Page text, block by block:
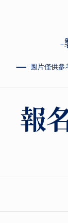
-
圖片僅供參
報